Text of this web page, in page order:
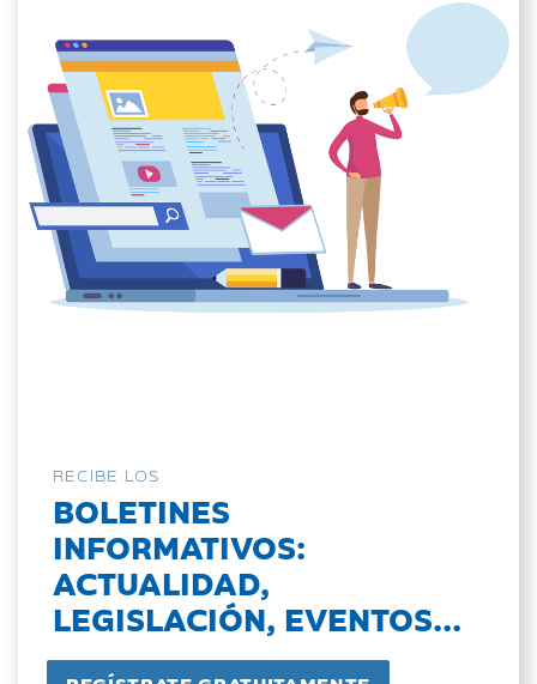
RECIBE LOS
BOLETINES
INFORMATIVOS:
ACTUALIDAD,
LEGISLACIÓN, EVENTOS...